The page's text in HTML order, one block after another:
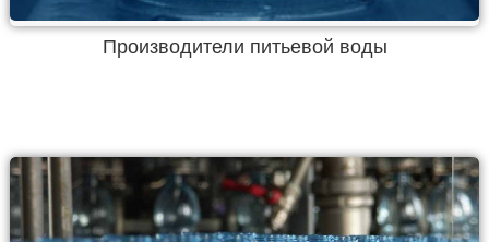
Производители питьевой воды